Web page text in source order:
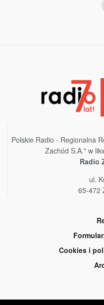
Polskie Radio - Regionalna
Zachód S.A." w
Radio
ul.
65-472
Cookies i